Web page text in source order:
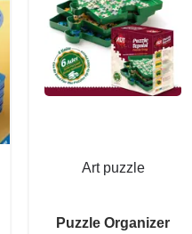
Art puzzle
Puzzle Organizer